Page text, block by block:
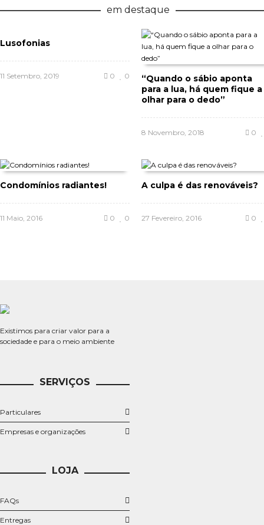
em destaque
Lusofonias
11 Setembro, 2019 0 0
“Quando o sábio aponta
para a lua, há quem fique a
olhar para o dedo”
8 Novembro, 2018 0
Condomínios radiantes!
11 Maio, 2016 0 0
A culpa é das renováveis?
27 Fevereiro, 2016 0
Existimos para criar valor para a
sociedade e para o meio ambiente
SERVIÇOS
Particulares
​Empresas e organizações
LOJA
FAQs
Entregas